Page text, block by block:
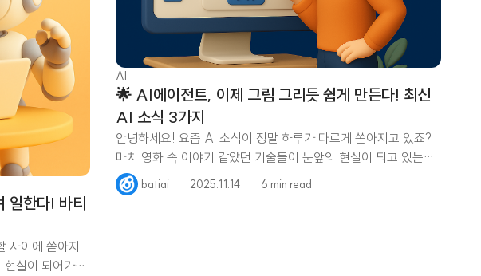
일한다! 바티
사이에 쏟아지
실이 되어가는
AI
🌟 AI에이전트, 이제 그림 그리듯 쉽게 만든다! 최신
AI 소식 3가지
안녕하세요! 요즘 AI 소식이 정말 하루가 다르게 쏟아지고 있죠?
마치 영화 속 이야기 같았던 기술들이 눈앞의 현실이 되고 있는데
요. 혹시batiai 2025.11.14 6 min read